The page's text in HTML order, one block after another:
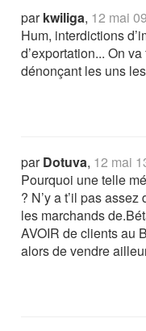
parkwiliga, 12 mai
Hum, interdictions
d’exportation... On
dénonçant les uns
parDotuva, 12 mai
Pourquoi une telle
? N’y a t’il pas
les marchands
AVOIR de clients au
alors de vendre